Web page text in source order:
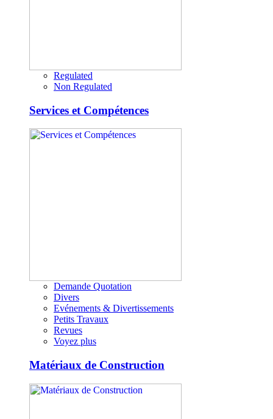
Regulated
Non Regulated
Services et Compétences
Demande Quotation
Divers
Evénements & Divertissements
Petits Travaux
Revues
Voyez plus
Matériaux de Construction